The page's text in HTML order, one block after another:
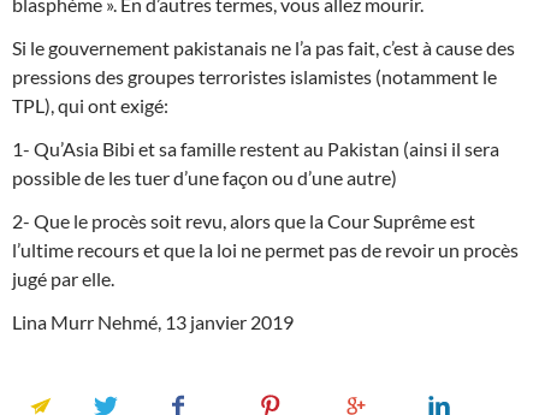
Si le gouvernement pakistanais ne l’a pas fait, c’est à cause des
pressions des groupes terroristes islamistes (notamment le
TPL), qui ont exigé:
1- Qu’Asia Bibi et sa famille restent au Pakistan (ainsi il sera
possible de les tuer d’une façon ou d’une autre)
2- Que le procès soit revu, alors que la Cour Suprême est
l’ultime recours et que la loi ne permet pas de revoir un procès
jugé par elle.
Lina Murr Nehmé, 13 janvier 2019